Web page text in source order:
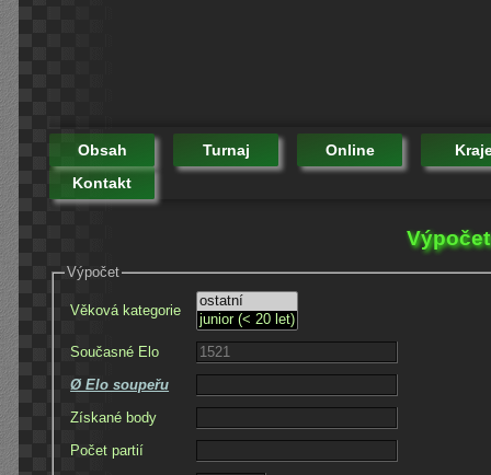
Obsah Turnaj Online
Kontakt
Výpočet
Věková kategorie
Současné Elo
Ø Elo soupeřu
Získané body
Počet partií